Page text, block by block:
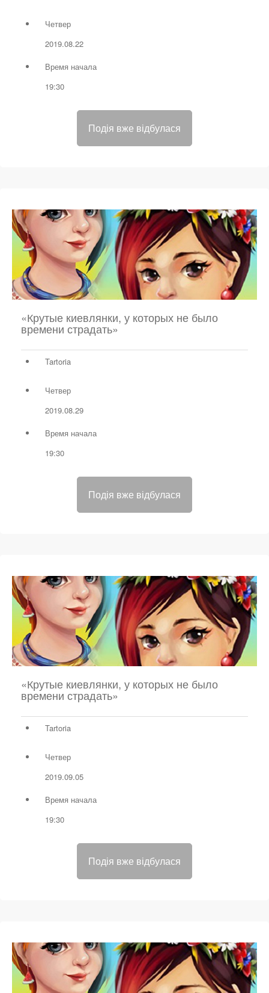
Четвер
2019.08.22
Время начала
19:30
Подія вже відбулася
«Крутые киевлянки, у которых не было
времени страдать»
Tartoria
Четвер
2019.08.29
Время начала
19:30
Подія вже відбулася
«Крутые киевлянки, у которых не было
времени страдать»
Tartoria
Четвер
2019.09.05
Время начала
19:30
Подія вже відбулася